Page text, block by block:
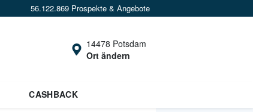
56.122.869 Prospekte & Angebote
14478 Potsdam
Ort ändern
CASHBACK